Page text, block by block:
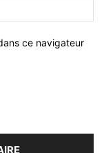
ce navigateur